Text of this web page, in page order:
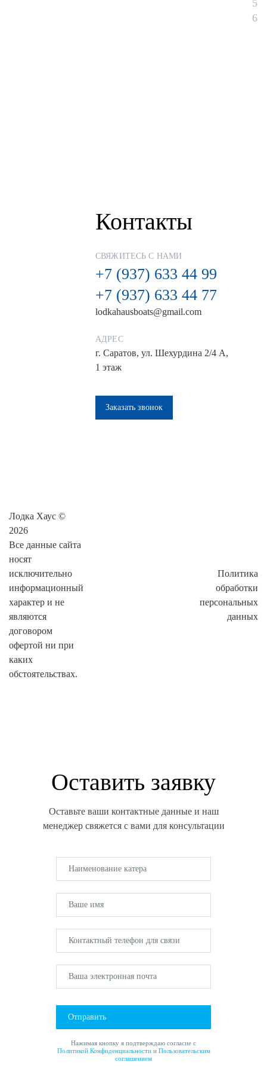
5
6
Контакты
СВЯЖИТЕСЬ С НАМИ
+7 (937) 633 44 99
+7 (937) 633 44 77
lodkahausboats@gmail.com
АДРЕС
г. Саратов, ул. Шехурдина 2/4 А,
1 этаж
Заказать звонок
Лодка Хаус ©
2026
Все данные сайта
носят
исключительно
информационный
характер и не
являются
договором
офертой ни при
каких
обстоятельствах.
Политика
обработки
персональных
данных
Оставить заявку
Оставьте ваши контактные данные и наш
менеджер свяжется с вами для консультации
Отправить
Нажимая кнопку я подтверждаю согласие с
Политикой Конфиденциальностии Пользовательским
соглашением